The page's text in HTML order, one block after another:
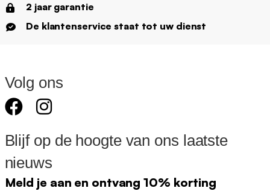
2 jaar garantie
De klantenservice staat tot uw dienst
Volg ons
Blijf op de hoogte van ons laatste
nieuws
Meld je aan en ontvang 10% korting